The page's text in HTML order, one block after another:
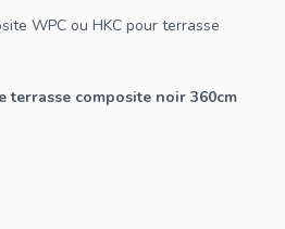
WPC ou HKC pour terrasse
terrasse composite noir 360cm